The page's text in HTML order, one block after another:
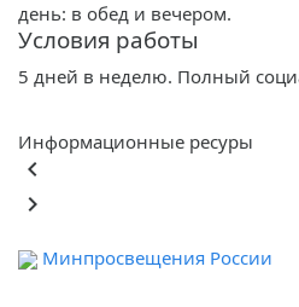
день: в обед и вечером.
Условия работы
5 дней в неделю. Полный
Информационные ресуры
keyboard_arrow_left
keyboard_arrow_right
Минпросвещения России